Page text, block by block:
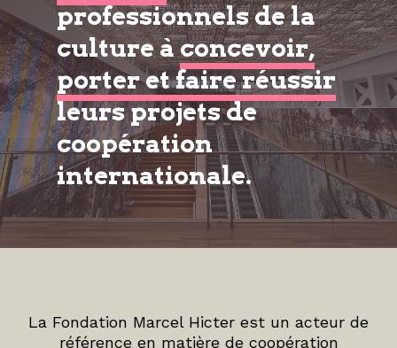
professionnels de la
culture àconcevoir,
porter et faire réussir
leurs projets de
coopération
internationale.
La Fondation Marcel Hicter est un acteur de
référence en matière de coopération